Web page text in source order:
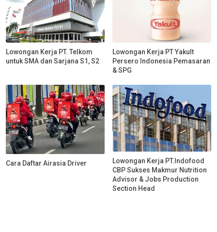
Lowongan Kerja PT. Telkom
untuk SMA dan Sarjana S1, S2
Lowongan Kerja PT Yakult
Persero Indonesia Pemasaran
& SPG
Cara Daftar Airasia Driver
Lowongan Kerja PT.Indofood
CBP Sukses Makmur Nutrition
Advisor & Jobs Production
Section Head